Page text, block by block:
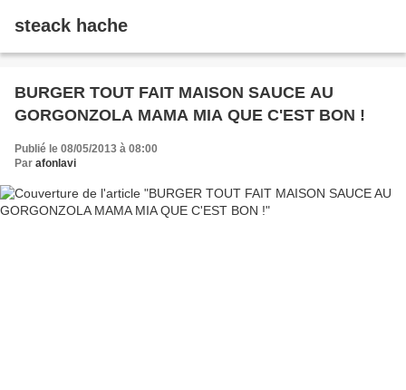
steack hache
BURGER TOUT FAIT MAISON SAUCE AU
GORGONZOLA MAMA MIA QUE C'EST BON !
Publié le 08/05/2013 à 08:00
Par afonlavi